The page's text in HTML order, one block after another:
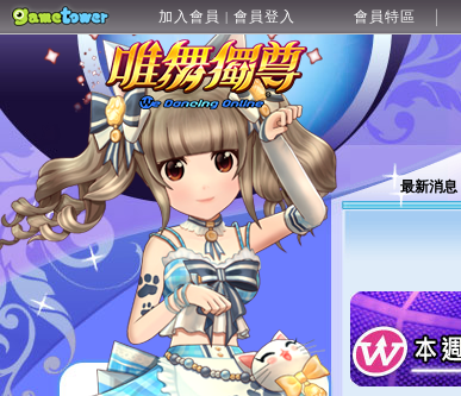
加入會員 | 會員登入 會員特區
最新消息